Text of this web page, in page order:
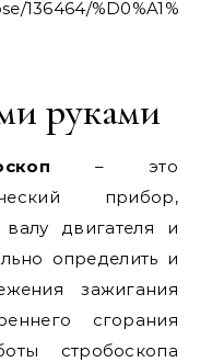
136464/
руками
– это
прибор,
двигателя и
определить и
зажигания
сгорания
стробоскопа